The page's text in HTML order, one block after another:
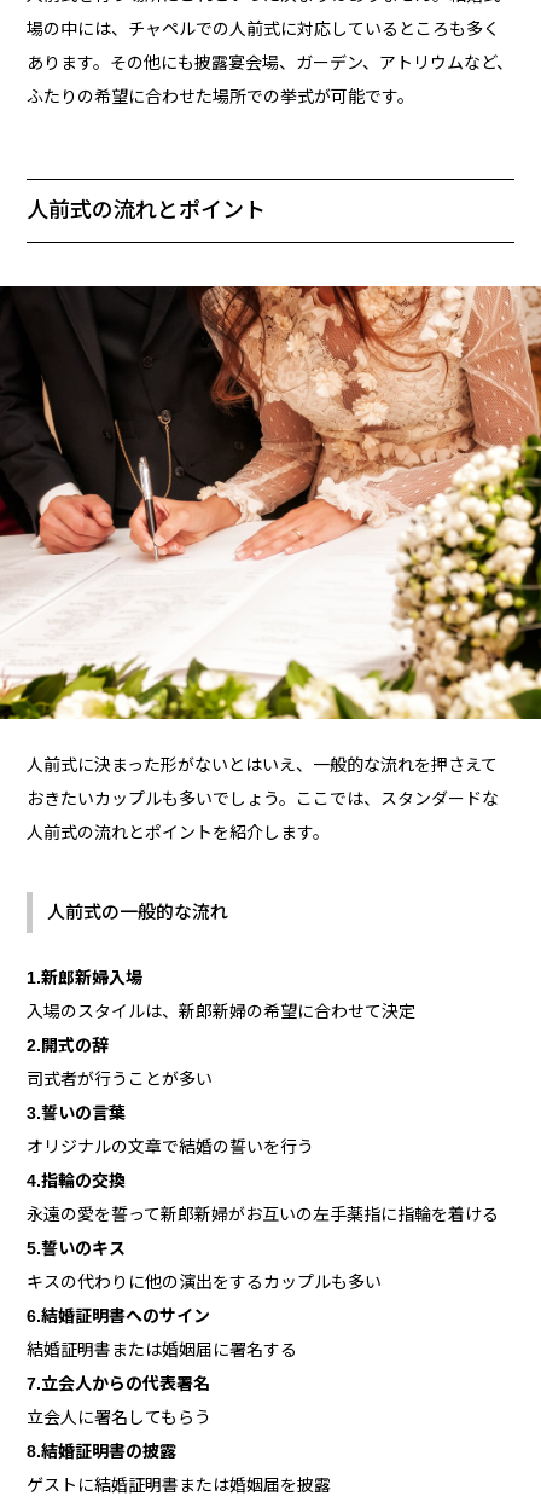
場の中には、チャペルでの人前式に対応しているところも多く
あります。その他にも披露宴会場、ガーデン、アトリウムなど、
ふたりの希望に合わせた場所での挙式が可能です。
人前式の流れとポイント
人前式に決まった形がないとはいえ、一般的な流れを押さえて
おきたいカップルも多いでしょう。ここでは、スタンダードな
人前式の流れとポイントを紹介します。
人前式の一般的な流れ
1.新郎新婦入場
入場のスタイルは、新郎新婦の希望に合わせて決定
2.開式の辞
司式者が行うことが多い
3.誓いの言葉
オリジナルの文章で結婚の誓いを行う
4.指輪の交換
永遠の愛を誓って新郎新婦がお互いの左手薬指に指輪を着ける
5.誓いのキス
キスの代わりに他の演出をするカップルも多い
6.結婚証明書へのサイン
結婚証明書または婚姻届に署名する
7.立会人からの代表署名
立会人に署名してもらう
8.結婚証明書の披露
ゲストに結婚証明書または婚姻届を披露